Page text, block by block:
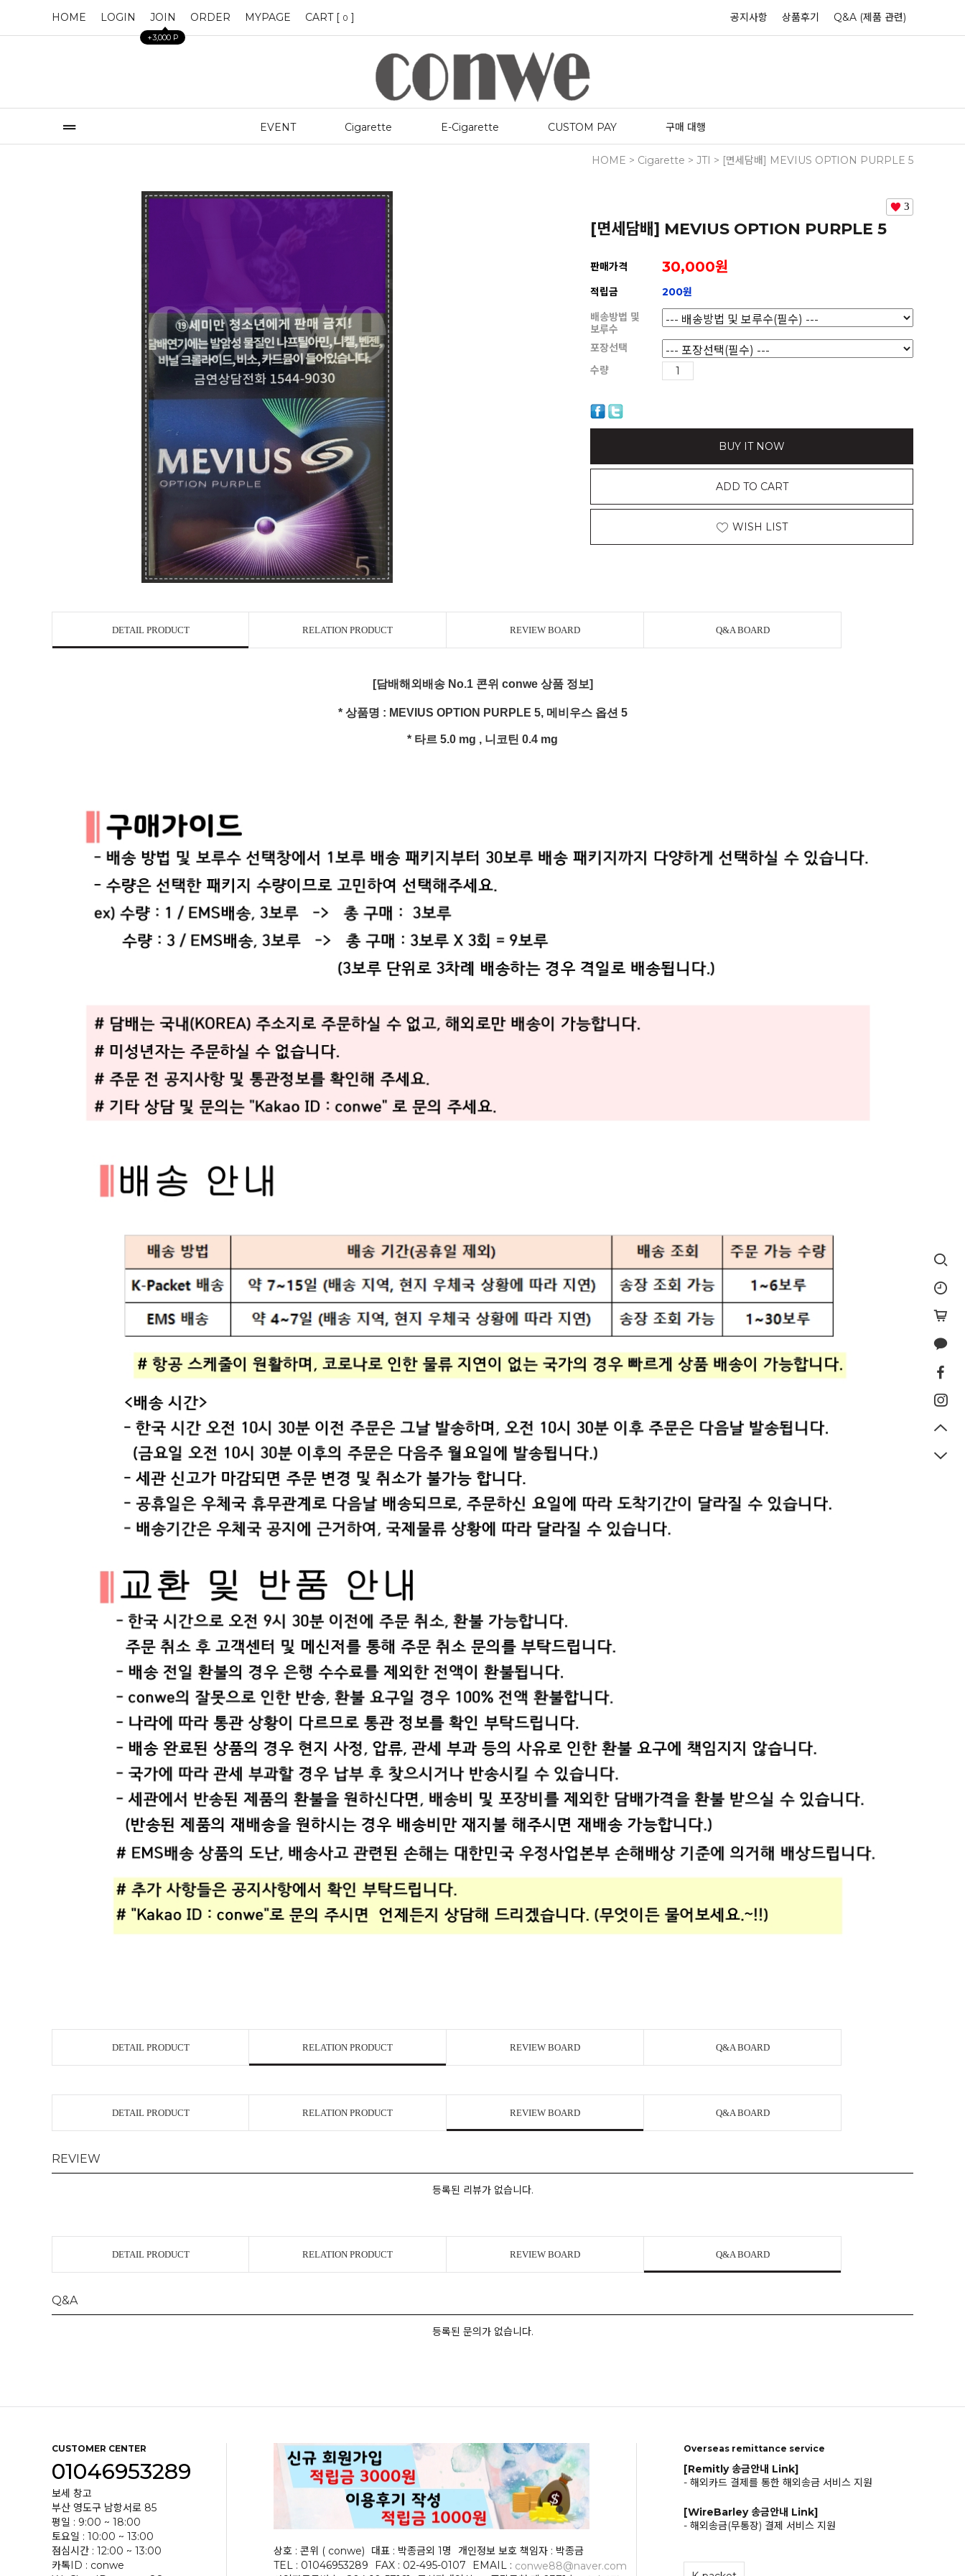
HOME LOGIN JOIN
+3,000 P
ORDER MYPAGE CART [ 0 ] 공지사항 상품후기 Q&A (제품 관련)
EVENT Cigarette E-Cigarette CUSTOM PAY 구매 대행
HOME > Cigarette > JTI > [면세담배] MEVIUS OPTION PURPLE 5
3
[면세담배] MEVIUS OPTION PURPLE 5
판매가격 30,000원
적립금
200원
배송방법 및
보루수
포장선택
수량
BUY IT NOW
ADD TO CART
WISH LIST
DETAIL PRODUCT RELATION PRODUCT REVIEW BOARD Q&A BOARD
[담배해외배송 No.1 콘위 conwe 상품 정보]
* 상품명 : MEVIUS OPTION PURPLE 5, 메비우스 옵션 5
* 타르 5.0 mg , 니코틴 0.4 mg
DETAIL PRODUCT RELATION PRODUCT REVIEW BOARD Q&A BOARD
DETAIL PRODUCT RELATION PRODUCT REVIEW BOARD Q&A BOARD
REVIEW
등록된 리뷰가 없습니다.
DETAIL PRODUCT RELATION PRODUCT REVIEW BOARD Q&A BOARD
Q&A
등록된 문의가 없습니다.
CUSTOMER CENTER
01046953289
보세 창고
부산 영도구 남항서로 85
평일 : 9:00 ~ 18:00
토요일 : 10:00 ~ 13:00
점심시간 : 12:00 ~ 13:00
카톡ID : conwe
상호 : 콘위 ( conwe) 대표 : 박종금외 1명
개인정보 보호 책임자 : 박종금
TEL : 01046953289
FAX : 02-495-0107 EMAIL : conwe88@naver.com
Overseas remittance service
[Remitly 송금안내 Link]
- 해외카드 결제를 통한 해외송금 서비스 지원
[WireBarley 송금안내 Link]
- 해외송금(무통장) 결제 서비스 지원